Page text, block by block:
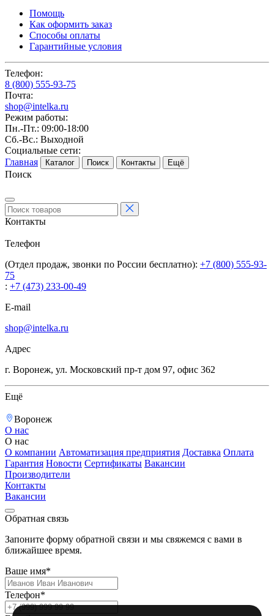
Помощь
Как оформить заказ
Способы оплаты
Гарантийные условия
Телефон:
8 (800) 555-93-75
Почта:
shop@intelka.ru
Режим работы:
Пн.-Пт.: 09:00-18:00
Сб.-Вс.: Выходной
Социальные сети:
Главная
Каталог Поиск Контакты Ещё
Поиск
Контакты
Телефон
(Отдел продаж, звонки по России бесплатно): +7 (800) 555-93-
75
: +7 (473) 233-00-49
E-mail
shop@intelka.ru
Адрес
г. Воронеж, ул. Московский пр-т дом 97, офис 362
Ещё
Воронеж
О нас
О нас
О компании Автоматизация предприятия Доставка Оплата
Гарантия Новости Сертификаты Вакансии
Производители
Контакты
Вакансии
Обратная связь
Запоните форму обратной связи и мы свяжемся с вами в
ближайшее время.
Ваше имя*
Телефон*